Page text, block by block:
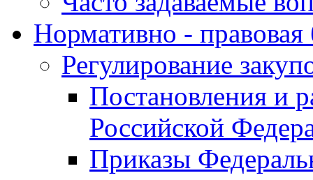
Нормативно - правовая
Регулирование
Постановления и
Российской
Приказы